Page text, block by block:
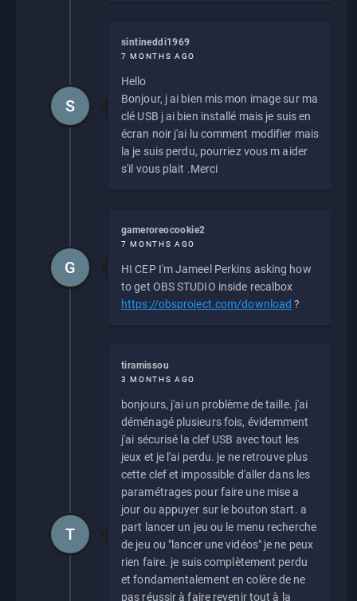
sintineddi1969
7 MONTHS AGO
Hello
Bonjour, j ai bien mis mon image sur ma
clé USB j ai bien installé mais je suis en
écran noir j'ai lu comment modifier mais
la je suis perdu, pourriez vous m aider
s'il vous plait .Merci
S
gameroreocookie2
7 MONTHS AGO
HI CEP I'm Jameel Perkins asking how
to get OBS STUDIO inside recalbox
https://obsproject.com/download ?
G
tiramissou
3 MONTHS AGO
bonjours, j'ai un problème de taille. j'ai
déménagé plusieurs fois, évidemment
j'ai sécurisé la clef USB avec tout les
jeux et je l'ai perdu. je ne retrouve plus
cette clef et impossible d'aller dans les
paramétrages pour faire une mise a
jour ou appuyer sur le bouton start. a
part lancer un jeu ou le menu recherche
de jeu ou "lancer une vidéos" je ne peux
rien faire. je suis complètement perdu
et fondamentalement en colère de ne
pas réussir à faire revenir tout à la
T